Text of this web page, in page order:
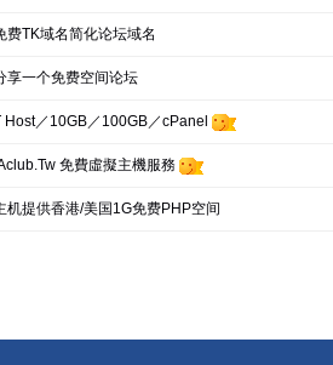
费TK域名简化论坛域名
享一个免费空间论坛
Host／10GB／100GB／cPanel
免費虛擬主機服務
机提供香港/美国1G免费PHP空间